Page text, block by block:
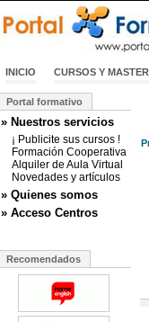
INICIO CURSOS Y
Portal formativo
» Nuestros servicios
¡ Publicite sus cursos !
Formación Cooperativa
Alquiler de Aula Virtual
Novedades y artículos
» Quienes somos
» Acceso Centros
Recomendados